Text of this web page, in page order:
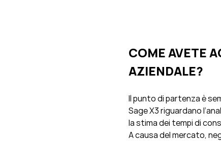
COME AVETE
AZIENDALE?
Il punto di partenza è
Sage X3 riguardano
la stima dei tempi di
A causa del mercato,